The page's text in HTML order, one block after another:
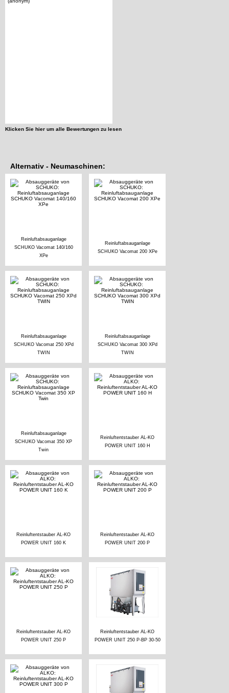
Klicken Sie hier um alle Bewertungen zu lesen
Alternativ - Neumaschinen:
Reinluftabsauganlage
SCHUKO Vacomat 140/160
XPe
Reinluftabsauganlage
SCHUKO Vacomat 200 XPe
Reinluftabsauganlage
SCHUKO Vacomat 250 XPd
TWIN
Reinluftabsauganlage
SCHUKO Vacomat 300 XPd
TWIN
Reinluftabsauganlage
SCHUKO Vacomat 350 XP
Twin
Reinluftentstauber AL-KO
POWER UNIT 160 H
Reinluftentstauber AL-KO
POWER UNIT 160 K
Reinluftentstauber AL-KO
POWER UNIT 200 P
Reinluftentstauber AL-KO
POWER UNIT 250 P
Reinluftentstauber AL-KO
POWER UNIT 250 P-BP 30-50